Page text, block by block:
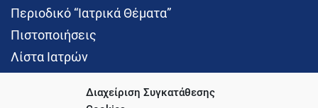
Διαχείριση Συγκατάθεσης
Περιοδικό “Ιατρικά Θέματα”
Πιστοποιήσεις
Λίστα Ιατρών